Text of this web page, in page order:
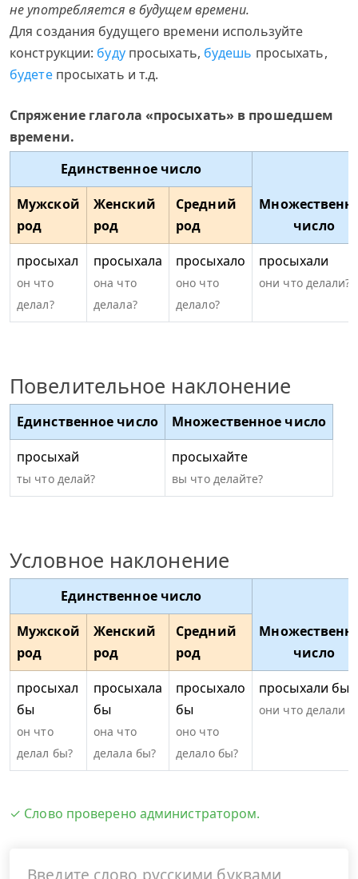
не употребляется в будущем времени.
Для создания будущего времени используйте
конструкции: будупросыхать, будешь просыхать,
будетепросыхать и т.д.
Спряжение глагола «просыхать» в прошедшем
времени.
Единственное число
число
Мужской
род
Женский
род
Средний
род
просыхал
он что
делал?
просыхала
она что
делала?
просыхало
оно что
делало?
просыхали
они что делали?
Повелительное наклонение
Единственное число
Множественное число
просыхай
ты что делай?
просыхайте
вы что делайте?
Условное наклонение
Единственное число
число
Мужской
род
Женский
род
Средний
род
просыхал
бы
он что
делал бы?
просыхала
бы
она что
делала бы?
просыхало
бы
оно что
делало бы?
просыхали бы
они что делали
✓ Слово проверено администратором.